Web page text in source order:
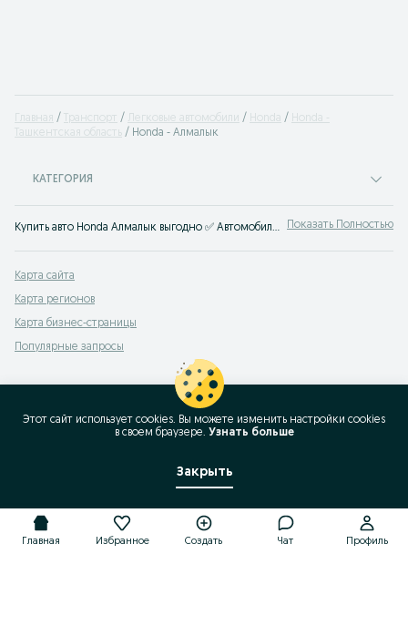
Главная Транспорт Легковые автомобили Honda
Honda -
Ташкентская область
Honda - Алмалык
КАТЕГОРИЯ
Купить авто Honda Алмалык выгодно ✅ Автомобили Хонда цена бу и нового авто ☝ Большой выбор автомобилей по выгодным ценам на OLX.uz! Показать Полностью
Карта сайта
Карта регионов
Карта бизнес-страницы
Популярные запросы
Главная Избранное Создать Чат Профиль
Этот сайт использует cookies. Вы можете изменить настройки cookies
в своeм браузере. Узнать больше
Закрыть